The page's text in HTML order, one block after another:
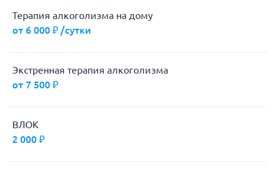
Терапия алкоголизма на дому
от 6 000 ₽ /сутки
Экстренная терапия алкоголизма
от 7 500 ₽
ВЛОК
2 000 ₽